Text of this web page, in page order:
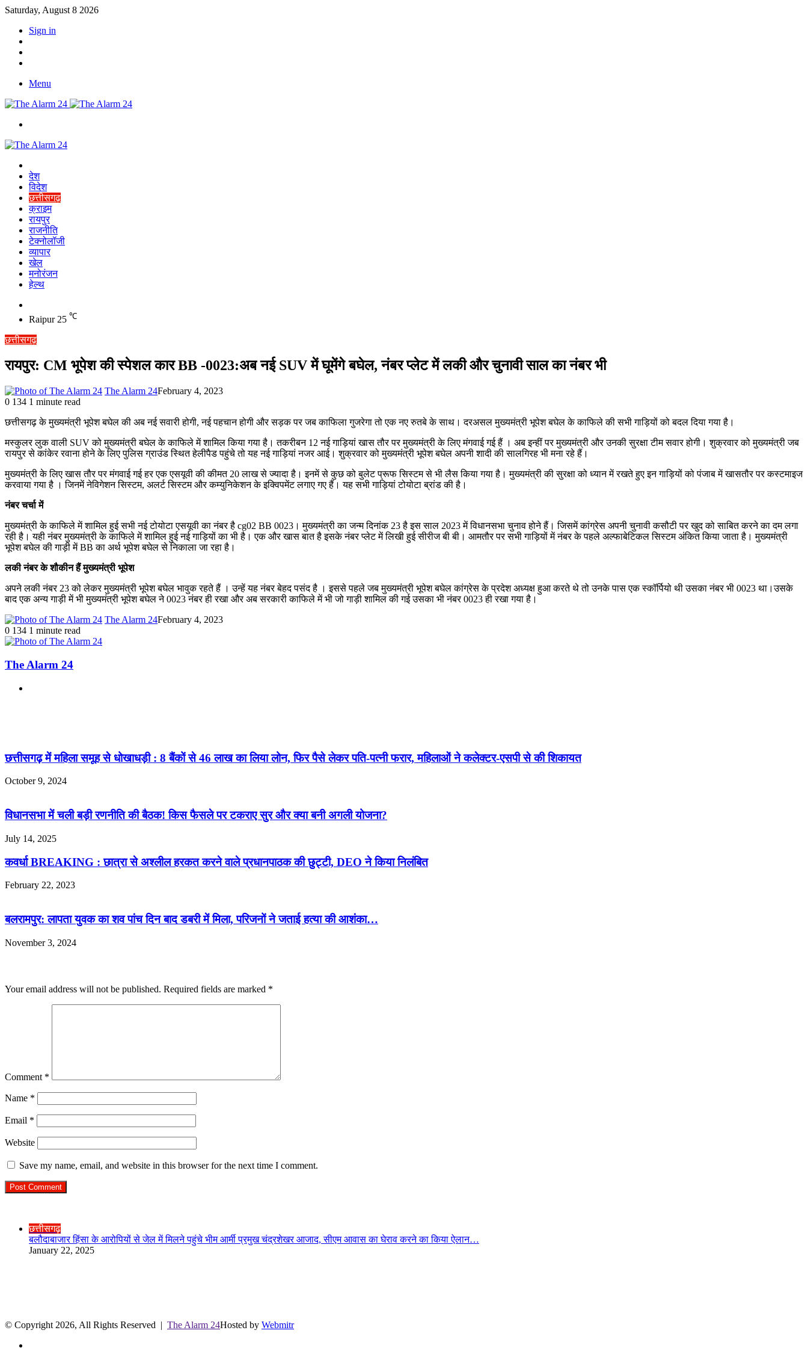
Saturday, August 8 2026
Sign in
Menu
देश
विदेश
छत्तीसगढ़
क्राइम
रायपुर
राजनीति
टेक्नोलॉजी
व्यापार
खेल
मनोरंजन
हेल्थ
skin
Raipur 25 ℃
छत्तीसगढ़
रायपुर: CM भूपेश की स्पेशल कार BB -0023:अब नई SUV में घूमेंगे बघेल, नंबर प्लेट में लकी और चुनावी साल का नंबर भी
The Alarm 24February 4, 2023
0 134 1 minute read
छत्तीसगढ़ के मुख्यमंत्री भूपेश बघेल की अब नई सवारी होगी, नई पहचान होगी और सड़क पर जब काफिला गुजरेगा तो एक नए रुतबे के साथ। दरअसल मुख्यमंत्री भूपेश बघेल के काफिले की सभी गाड़ियों को बदल दिया गया है।
मस्कुलर लुक वाली SUV को मुख्यमंत्री बघेल के काफिले में शामिल किया गया है। तकरीबन 12 नई गाड़ियां खास तौर पर मुख्यमंत्री के लिए मंगवाई गई हैं । अब इन्हीं पर मुख्यमंत्री और उनकी सुरक्षा टीम सवार होगी। शुक्रवार को मुख्यमंत्री जब
रायपुर से कांकेर रवाना होने के लिए पुलिस ग्राउंड स्थित हेलीपैड पहुंचे तो यह नई गाड़ियां नजर आई। शुक्रवार को मुख्यमंत्री भूपेश बघेल अपनी शादी की सालगिरह भी मना रहे हैं।
मुख्यमंत्री के लिए खास तौर पर मंगवाई गई हर एक एसयूवी की कीमत 20 लाख से ज्यादा है। इनमें से कुछ को बुलेट प्रूफ सिस्टम से भी लैस किया गया है। मुख्यमंत्री की सुरक्षा को ध्यान में रखते हुए इन गाड़ियों को पंजाब में खासतौर पर कस्टमाइज
करवाया गया है । जिनमें नेविगेशन सिस्टम, अलर्ट सिस्टम और कम्युनिकेशन के इक्विपमेंट लगाए गए हैं। यह सभी गाड़ियां टोयोटा ब्रांड की है।
नंबर चर्चा में
मुख्यमंत्री के काफिले में शामिल हुई सभी नई टोयोटा एसयूवी का नंबर है cg02 BB 0023। मुख्यमंत्री का जन्म दिनांक 23 है इस साल 2023 में विधानसभा चुनाव होने हैं। जिसमें कांग्रेस अपनी चुनावी कसौटी पर खुद को साबित करने का दम लगा
रही है। यही नंबर मुख्यमंत्री के काफिले में शामिल हुई नई गाड़ियों का भी है। एक और खास बात है इसके नंबर प्लेट में लिखी हुई सीरीज बी बी। आमतौर पर सभी गाड़ियों में नंबर के पहले अल्फाबेटिकल सिस्टम अंकित किया जाता है। मुख्यमंत्री
भूपेश बघेल की गाड़ी में BB का अर्थ भूपेश बघेल से निकाला जा रहा है।
लकी नंबर के शौकीन हैं मुख्यमंत्री भूपेश
अपने लकी नंबर 23 को लेकर मुख्यमंत्री भूपेश बघेल भावुक रहते हैं । उन्हें यह नंबर बेहद पसंद है । इससे पहले जब मुख्यमंत्री भूपेश बघेल कांग्रेस के प्रदेश अध्यक्ष हुआ करते थे तो उनके पास एक स्कॉर्पियो थी उसका नंबर भी 0023 था।उसके
बाद एक अन्य गाड़ी में भी मुख्यमंत्री भूपेश बघेल ने 0023 नंबर ही रखा और अब सरकारी काफिले में भी जो गाड़ी शामिल की गई उसका भी नंबर 0023 ही रखा गया है।
The Alarm 24February 4, 2023
0 134 1 minute read
The Alarm 24
छत्तीसगढ़ में महिला समूह से धोखाधड़ी : 8 बैंकों से 46 लाख का लिया लोन, फिर पैसे लेकर पति-पत्नी फरार, महिलाओं ने कलेक्टर-एसपी से की शिकायत
October 9, 2024
विधानसभा में चली बड़ी रणनीति की बैठक! किस फैसले पर टकराए सुर और क्या बनी अगली योजना?
July 14, 2025
कवर्धा BREAKING : छात्रा से अश्लील हरकत करने वाले प्रधानपाठक की छुट्टी, DEO ने किया निलंबित
February 22, 2023
बलरामपुर: लापता युवक का शव पांच दिन बाद डबरी में मिला, परिजनों ने जताई हत्या की आशंका…
November 3, 2024
Your email address will not be published. Required fields are marked *
Comment *
Name *
Email *
Website
Save my name, email, and website in this browser for the next time I comment.
छत्तीसगढ़
बलौदाबाजार हिंसा के आरोपियों से जेल में मिलने पहुंचे भीम आर्मी प्रमुख चंद्रशेखर आजाद, सीएम आवास का घेराव करने का किया ऐलान…
January 22, 2025
© Copyright 2026, All Rights Reserved | The Alarm 24Hosted by Webmitr